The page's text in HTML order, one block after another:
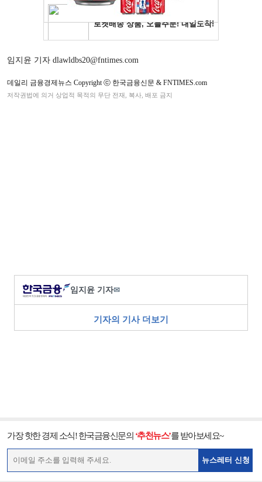
임지윤 기자 dlawldbs20@fntimes.com
데일리 금융경제뉴스 Copyright ⓒ 한국금융신문 & FNTIMES.com
저작권법에 의거 상업적 목적의 무단 전재, 복사, 배포 금지
임지윤 기자✉
기자의 기사 더보기
가장 핫한 경제 소식! 한국금융신문의 ‘추천뉴스’를 받아보세요~
뉴스레터 신청